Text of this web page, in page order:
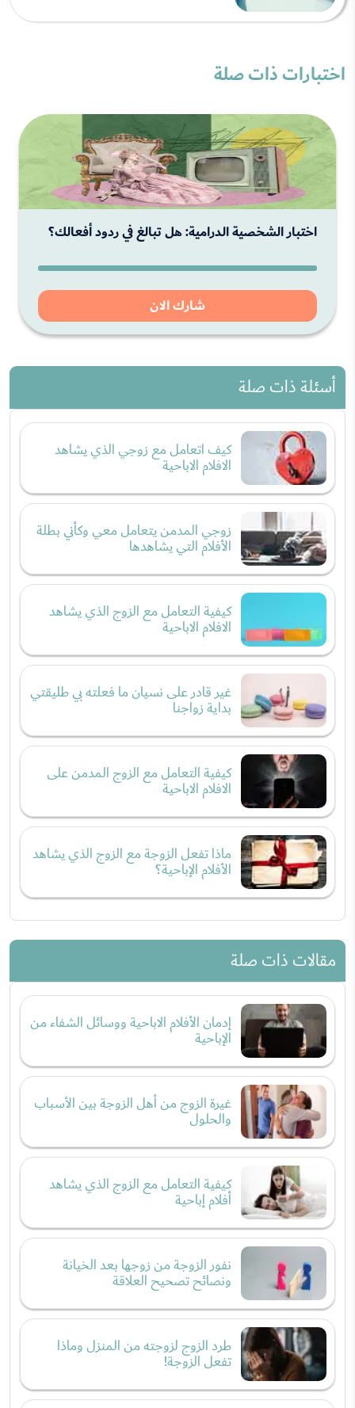
اختبارات ذات صلة
اختبار الشخصية الدرامية: هل تبالغ في ردود أفعالك؟
شارك الان
أسئلة ذات صلة
كيف اتعامل مع زوجي الذي يشاهد
الافلام الاباحية
زوجي المدمن يتعامل معي وكأني بطلة
الأفلام التي يشاهدها
كيفية التعامل مع الزوج الذي يشاهد
الافلام الاباحية
غير قادر على نسيان ما فعلته بي طليقتي
بداية زواجنا
كيفية التعامل مع الزوج المدمن على
الافلام الاباحية
ماذا تفعل الزوجة مع الزوج الذي يشاهد
الأفلام الإباحية؟
مقالات ذات صلة
إدمان الأفلام الاباحية ووسائل الشفاء من
الإباحية
غيرة الزوج من أهل الزوجة بين الأسباب
والحلول
كيفية التعامل مع الزوج الذي يشاهد
أفلام إباحية
نفور الزوجة من زوجها بعد الخيانة
ونصائح تصحيح العلاقة
طرد الزوج لزوجته من المنزل وماذا
تفعل الزوجة!